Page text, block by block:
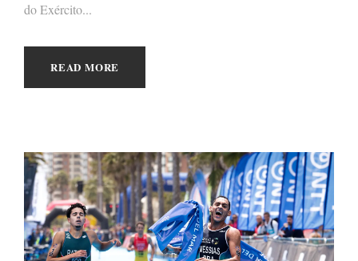
do Exército...
READ MORE